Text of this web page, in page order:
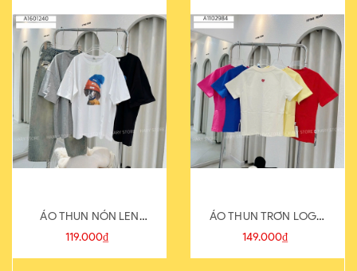
ÁO THUN NÓN LEN
821-1
119.000₫
ÁO THUN TRƠN LOGO
SAU
149.000₫